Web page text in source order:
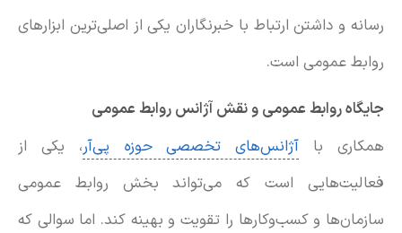
رسانه و داشتن ارتباط با خبرنگاران یکی از اصلی‌ترین ابزارهای
روابط عمومی است.
جایگاه روابط عمومی و نقش آژانس روابط عمومی
همکاری با آژانس‌های تخصصی حوزه پی‌آر، یکی از
فعالیت‌هایی است که می‌تواند بخش روابط عمومی
سازمان‌ها و کسب‌وکارها را تقویت و بهینه کند. اما سوالی که